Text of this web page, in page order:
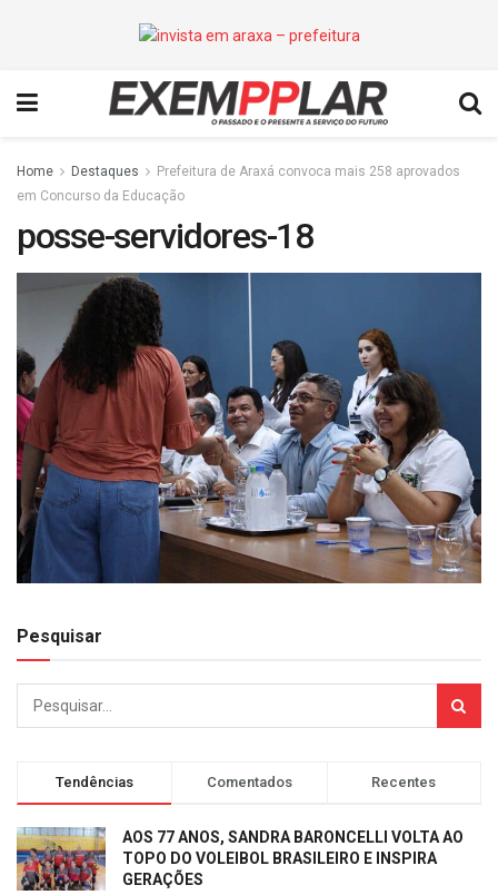
Home Destaques
Prefeitura de Araxá convoca mais 258 aprovados
em Concurso da Educação
posse-servidores-18
Pesquisar
Tendências Comentados Recentes
AOS 77 ANOS, SANDRA BARONCELLI VOLTA AO
TOPO DO VOLEIBOL BRASILEIRO E INSPIRA
GERAÇÕES